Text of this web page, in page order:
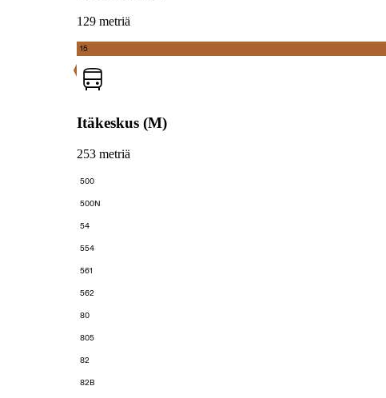
129 metriä
15
Itäkeskus (M)
253 metriä
500
500N
54
554
561
562
80
805
82
82B